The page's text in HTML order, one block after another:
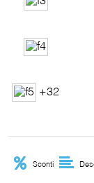
+32
Sconti